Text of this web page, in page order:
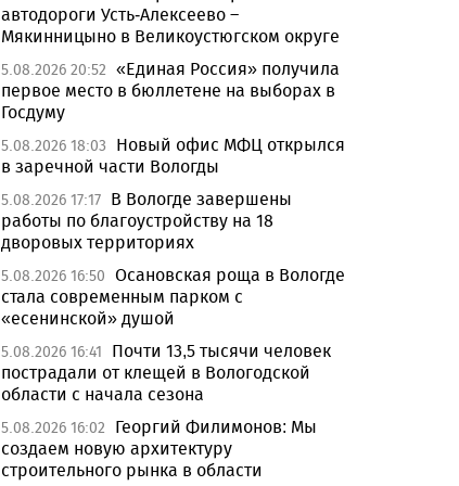
автодороги Усть-Алексеево –
Мякинницыно в Великоустюгском округе
5.08.2026 20:52 «Единая Россия» получила
первое место в бюллетене на выборах в
Госдуму
5.08.2026 18:03
Новый офис МФЦ открылся
в заречной части Вологды
5.08.2026 17:17 В Вологде завершены
работы по благоустройству на 18
дворовых территориях
5.08.2026 16:50 Осановская роща в Вологде
стала современным парком с
«есенинской» душой
5.08.2026 16:41
Почти 13,5 тысячи человек
пострадали от клещей в Вологодской
области с начала сезона
5.08.2026 16:02
Георгий Филимонов: Мы
создаем новую архитектуру
строительного рынка в области